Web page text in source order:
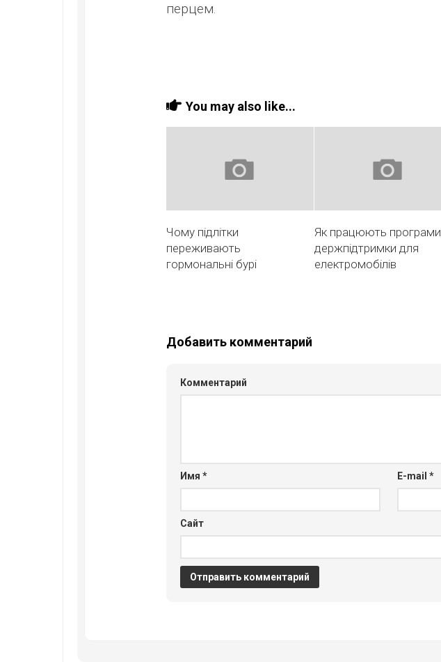
перцем.
You may also like...
Чому підлітки
переживають
гормональні бурі
Як працюють програми
держпідтримки для
електромобілів
Добавить комментарий
Комментарий
Имя * E-mail *
Сайт